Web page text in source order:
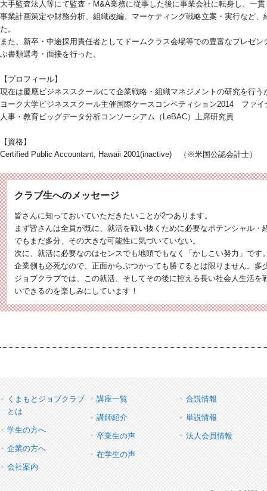
大手監査法人等にて監査・M&A業務に従事した後に事業会社に転身し、一
事業計画策定や財務分析、組織改編、マーケティング戦略立案・実行など
た。
また、新卒・中途採用責任者としてドームクラス会場等での豊富なプレゼ
ぶ書類選考・面接を行った。
【プロフィール】
現在は慶應ビジネススクールにて企業戦略・組織マネジメントの研究を行
ヨーク大学ビジネススクール主催国際ケースコンペティション2014 ファイ
人事・教育ビッグデータ分析コンソーシアム（LeBAC）上席研究員
【資格】
Certified Public Accountant, Hawaii 2001(inactive) （※米国公認会計士）
クラブ生へのメッセージ
皆さんに知っておいていただきたいことが2つあります。
まず皆さんは全員が既に、就活を戦い抜くために必要なポテンシャル・
でもまだ多分、その大きな可能性に気づいていない。
次に、就活に必要なのはセンスでも地頭でもなく「かしこい努力」です
企業側も必死なので、正面からぶつかっても勝てるとは限りません。多
ジョブクラブでは、この就活、そしてその後に控える長い社会人生活
いできるのを楽しみにしています！
くまもとジョブクラブ
とは
学生の方へ
企業の方へ
会社案内
講座一覧
講師紹介
卒業生の声
在学生の声
合説情報
単説情報
法人会員情報